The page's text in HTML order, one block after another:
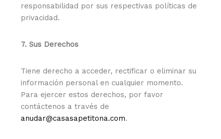
responsabilidad por sus respectivas políticas de
privacidad.
7. Sus Derechos
Tiene derecho a acceder, rectificar o eliminar su
información personal en cualquier momento.
Para ejercer estos derechos, por favor
contáctenos a través de
anudar@casasapetitona.com.